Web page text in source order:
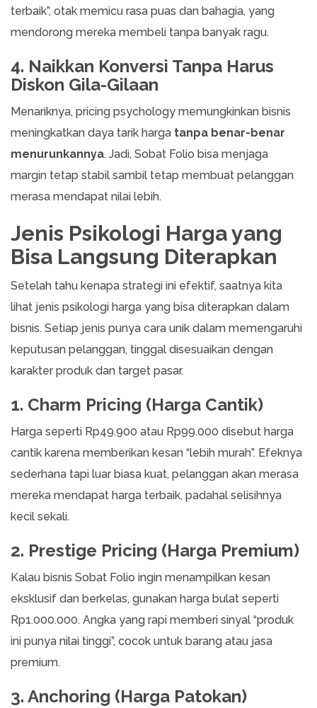
terbaik”, otak memicu rasa puas dan bahagia, yang
mendorong mereka membeli tanpa banyak ragu.
4. Naikkan Konversi Tanpa Harus
Diskon Gila-Gilaan
Menariknya, pricing psychology memungkinkan bisnis
meningkatkan daya tarik harga tanpa benar-benar
menurunkannya. Jadi, Sobat Folio bisa menjaga
margin tetap stabil sambil tetap membuat pelanggan
merasa mendapat nilai lebih.
Jenis Psikologi Harga yang
Bisa Langsung Diterapkan
Setelah tahu kenapa strategi ini efektif, saatnya kita
lihat jenis psikologi harga yang bisa diterapkan dalam
bisnis. Setiap jenis punya cara unik dalam memengaruhi
keputusan pelanggan, tinggal disesuaikan dengan
karakter produk dan target pasar.
1. Charm Pricing (Harga Cantik)
Harga seperti Rp49.900 atau Rp99.000 disebut harga
cantik karena memberikan kesan “lebih murah”. Efeknya
sederhana tapi luar biasa kuat, pelanggan akan merasa
mereka mendapat harga terbaik, padahal selisihnya
kecil sekali.
2. Prestige Pricing (Harga Premium)
Kalau bisnis Sobat Folio ingin menampilkan kesan
eksklusif dan berkelas, gunakan harga bulat seperti
Rp1.000.000. Angka yang rapi memberi sinyal “produk
ini punya nilai tinggi”, cocok untuk barang atau jasa
premium.
3. Anchoring (Harga Patokan)